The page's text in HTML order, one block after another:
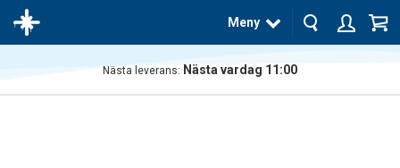
Meny
Nästa leverans: Nästa vardag 11:00